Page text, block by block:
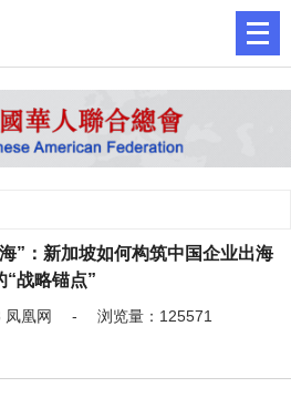
”：新加坡如何构筑中国企业出海
“战略锚点”
凤凰网 - 浏览量：125571